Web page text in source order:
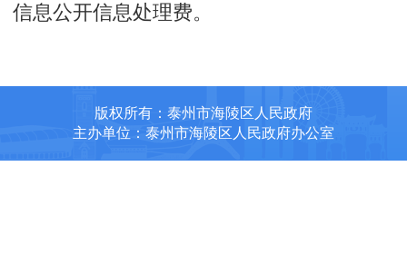
信息公开信息处理费。
版权所有：泰州市海陵区人民政府
主办单位：泰州市海陵区人民政府办公室